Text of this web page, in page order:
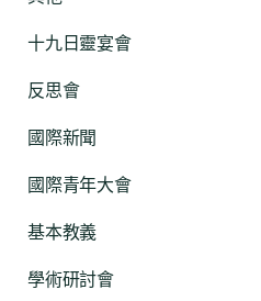
十九日靈宴會
反思會
國際新聞
國際青年大會
基本教義
學術研討會